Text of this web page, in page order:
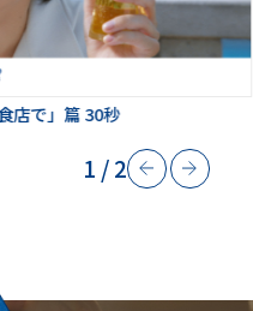
店で」篇 30秒
1 /2